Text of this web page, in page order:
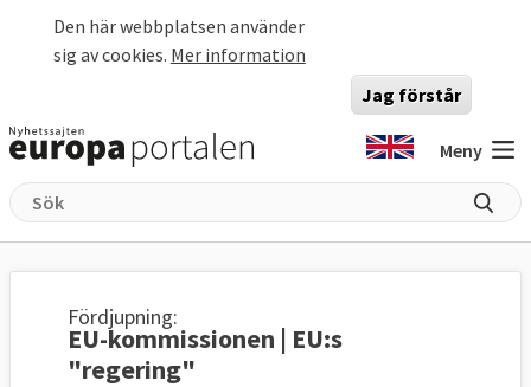
Den här webbplatsen använder
sig av cookies. Mer information
Jag förstår
Meny
Fördjupning:
EU-kommissionen | EU:s
"regering"